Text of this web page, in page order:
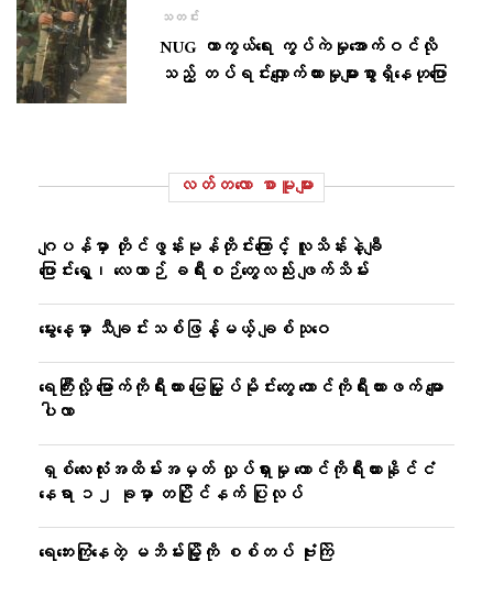
သတင်း
NUG ကာကွယ်ရေး ကွပ်ကဲမှုအောက်ဝင်လို
သည့် တပ်ရင်းလျှောက်ထားမှုများစွာရှိနေဟု​ပြော
လတ်တ‌လော စာမူများ
ဂျပန်မှာ တိုင်ဖွန်းမုန်တိုင်းကြောင့် လူသိန်းနဲ့ချီ
ပြောင်းရွှေ့၊ လေယာဉ် ခရီးစဉ်တွေလည်း ဖျက်သိမ်း
မွေးနေ့မှာ သီချင်းသစ်ဖြန့်မယ့် ချစ်သုဝေ
ရေကြီးလို့ မြောက်ကိုရီးယား မြေမြှုပ်မိုင်းတွေ တောင်ကိုရီးယားဖက် မျော
ပါလာ
ရှစ်လေးလုံးအထိမ်းအမှတ် လှုပ်ရှားမှု တောင်ကိုရီးယားနိုင်ငံ
နေရာ ၁၂ ခုမှာ တပြိုင်နက် ပြုလုပ်
ရေဘေးကြုံနေတဲ့ မဘိမ်းမြို့ကို စစ်တပ် ဗုံးကြဲ